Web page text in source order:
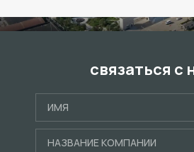
связаться с